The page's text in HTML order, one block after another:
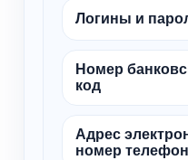
Логины и
Номер
код
Адрес
номер